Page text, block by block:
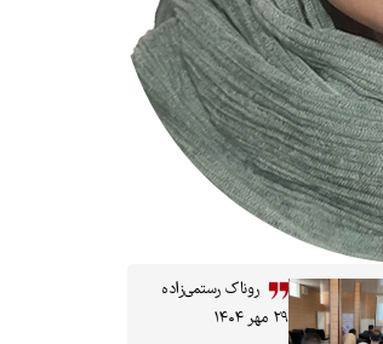
روناک رستمی‌زاده
۲۹ مهر ۱۴۰۴